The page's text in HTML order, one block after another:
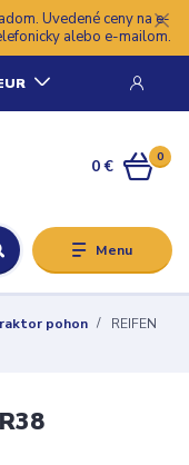
Uvedené ceny na e-
alebo e-mailom.
Menu
0
0 €
pohon
REIFEN